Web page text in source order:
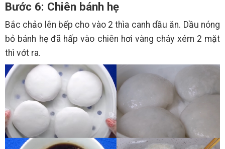
Bước 6: Chiên bánh hẹ
Bắc chảo lên bếp cho vào 2 thìa canh dầu ăn. Dầu nóng
bỏ bánh hẹ đã hấp vào chiên hơi vàng cháy xém 2 mặt
thì vớt ra.